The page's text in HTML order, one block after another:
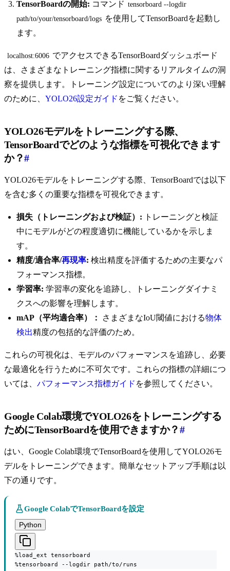
TensorBoardの開始: コマンド tensorboard --logdir
path/to/your/tensorboard/logs を使用してTensorBoardを起動し
ます。
localhost:6006 でアクセスできるTensorBoardダッシュボード
は、さまざまなトレーニング指標に関するリアルタイムの洞
察を提供します。トレーニング設定についてのより深い理解
のために、 YOLO26設定ガイド をご覧ください。
YOLO26モデルをトレーニングする際、
TensorBoardでどのような指標を可視化できます
か？#
YOLO26モデルをトレーニングする際、TensorBoardでは以下
を含む多くの重要な指標を可視化できます。
損失（トレーニングおよび検証）: トレーニングと検証
中にモデルがどの程度適切に機能しているかを示しま
す。
精度/適合率/再現率: 検出精度を評価するための主要なパ
フォーマンス指標。
学習率: 学習率の変化を追跡し、トレーニングダイナミ
クスへの影響を理解します。
mAP（平均適合率）：
さまざまなIoU閾値における物体
検出精度の包括的な評価のため。
これらの可視化は、モデルのパフォーマンスを追跡し、必要
な最適化を行うために不可欠です。これらの指標の詳細につ
いては、 パフォーマンス指標ガイド を参照してください。
Google Colab環境でYOLO26をトレーニングする
ためにTensorBoardを使用できますか？#
はい、Google Colab環境でTensorBoardを使用してYOLO26モ
デルをトレーニングできます。簡単なセットアップ手順は以
下の通りです。
Google ColabでTensorBoardを設定
Python
%load_ext tensorboard
%tensorboard --logdir path/to/runs